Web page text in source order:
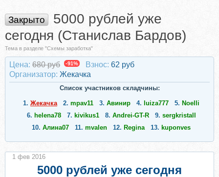
Закрыто
5000 рублей уже
сегодня (Станислав Бардов)
Тема в разделе "Схемы заработка"
Цена: 680 руб -91% Взнос: 62 руб
Организатор: Жекачка
Список участников складчины:
1. Жекачка 2. mpav11 3. Авинир 4. luiza777 5. Noelli
6. helena78 7. kivikus1 8. Andrei-GT-R 9. sergkristall
10. Алина07 11. mvalen 12. Regina 13. kuponves
5000 рублей уже сегодня
1 фев 2016